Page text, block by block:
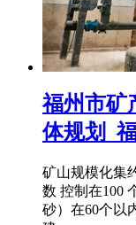
福州市矿
体规划_
矿山规模化集
数 控制在100
砂）在60个以